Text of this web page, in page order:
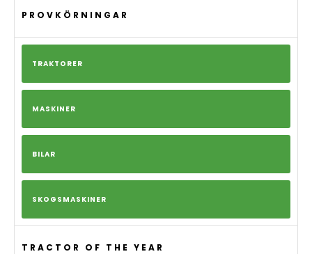
PROVKÖRNINGAR
TRAKTORER
MASKINER
BILAR
SKOGSMASKINER
TRACTOR OF THE YEAR